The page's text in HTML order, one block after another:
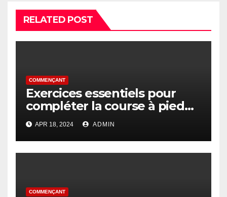
RELATED POST
COMMENÇANT
Exercices essentiels pour
compléter la course à pied
pour les débutants
APR 18, 2024 ADMIN
COMMENÇANT